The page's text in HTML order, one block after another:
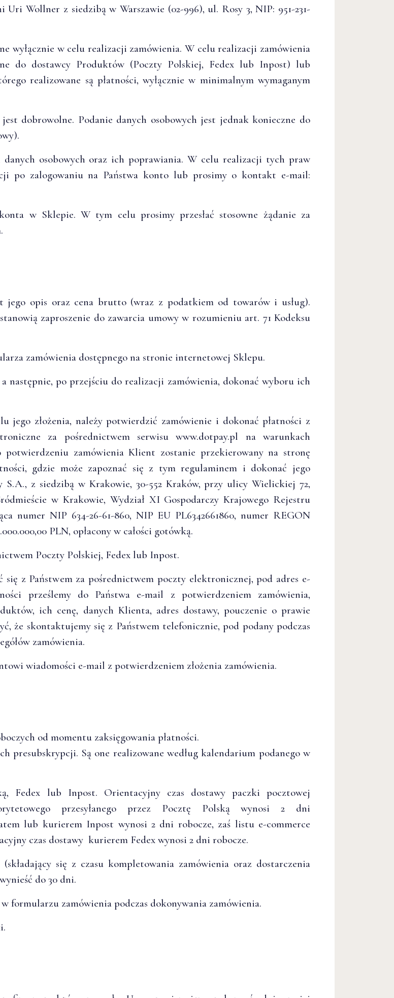
Wollner z siedzibą w Warszawie (02-996), ul. Rosy 3, NIP: 951-231-
wyłącznie w celu realizacji zamówienia. W celu realizacji zamówienia
do dostawcy Produktów (Poczty Polskiej, Fedex lub Inpost) lub
realizowane są płatności, wyłącznie w minimalnym wymaganym
dobrowolne. Podanie danych osobowych jest jednak konieczne do
osobowych oraz ich poprawiania. W celu realizacji tych praw
po zalogowaniu na Państwa konto lub prosimy o kontakt e-mail:
w Sklepie. W tym celu prosimy przesłać stosowne żądanie za
jego opis oraz cena brutto (wraz z podatkiem od towarów i usług).
zaproszenie do zawarcia umowy w rozumieniu art. 71 Kodeksu
zamówienia dostępnego na stronie internetowej Sklepu.
następnie, po przejściu do realizacji zamówienia, dokonać wyboru ich
jego złożenia, należy potwierdzić zamówienie i dokonać płatności z
za pośrednictwem serwisu www.dotpay.pl na warunkach
zamówienia Klient zostanie przekierowany na stronę
gdzie może zapoznać się z tym regulaminem i dokonać jego
S.A., z siedzibą w Krakowie, 30-552 Kraków, przy ulicy Wielickiej 72,
w Krakowie, Wydział XI Gospodarczy Krajowego Rejestru
numer NIP 634-26-61-860, NIP EU PL6342661860, numer REGON
PLN, opłacony w całości gotówką.
Poczty Polskiej, Fedex lub Inpost.
się z Państwem za pośrednictwem poczty elektronicznej, pod adres e-
prześlemy do Państwa e-mail z potwierdzeniem zamówienia,
ich cenę, danych Klienta, adres dostawy, pouczenie o prawie
że skontaktujemy się z Państwem telefonicznie, pod podany podczas
zamówienia.
wiadomości e-mail z potwierdzeniem złożenia zamówienia.
od momentu zaksięgowania płatności.
presubskrypcji. Są one realizowane według kalendarium podanego w
Fedex lub Inpost. Orientacyjny czas dostawy paczki pocztowej
przesyłanego przez Pocztę Polską wynosi 2 dni
lub kurierem Inpost wynosi 2 dni robocze, zaś listu e-commerce
czas dostawy kurierem Fedex wynosi 2 dni robocze.
się z czasu kompletowania zamówienia oraz dostarczenia
do 30 dni.
formularzu zamówienia podczas dokonywania zamówienia.